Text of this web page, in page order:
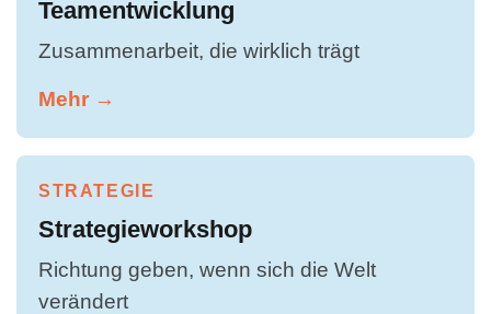
Teamentwicklung
Zusammenarbeit, die wirklich trägt
Mehr →
STRATEGIE
Strategieworkshop
Richtung geben, wenn sich die Welt
verändert